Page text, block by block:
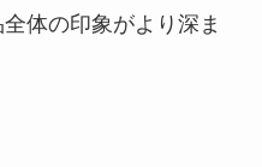
体の印象がより深ま